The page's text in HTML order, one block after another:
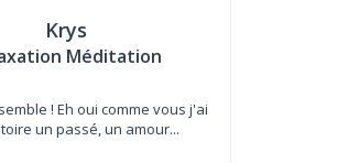
Krys
Méditation
! Eh oui comme vous j'ai
un passé, un amour...